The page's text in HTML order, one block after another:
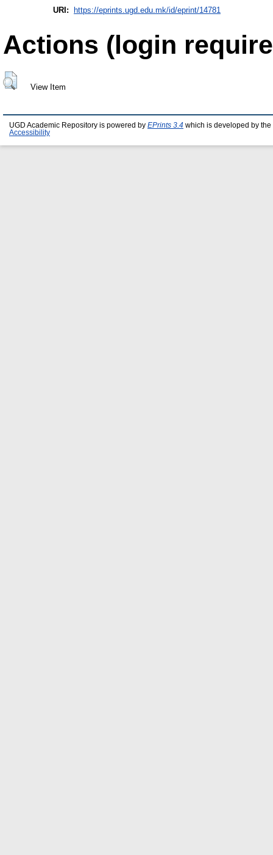
URI:
https://eprints.ugd.edu.mk/id/eprint/14781
Actions (login
View Item
UGD Academic Repository is powered by EPrints 3.4 which is developed by the
Accessibility